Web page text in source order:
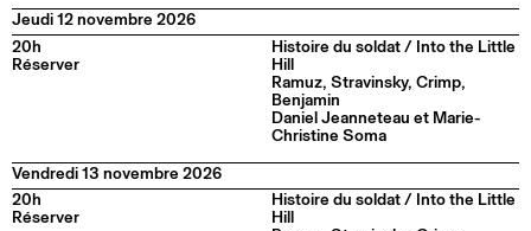
Jeudi 12 novembre 2026
20h
Réserver
Histoire du soldat / Into the Little
Hill
Ramuz, Stravinsky, Crimp,
Benjamin
Daniel Jeanneteau et Marie-
Christine Soma
Vendredi 13 novembre 2026
20h
Réserver
Histoire du soldat / Into the Little
Hill